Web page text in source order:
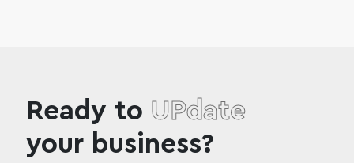
Ready to UPdate
your business?